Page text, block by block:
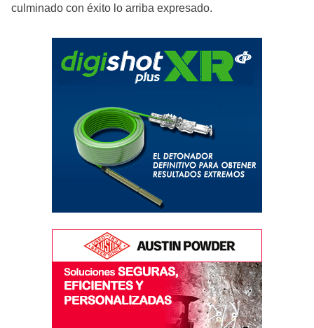
culminado con éxito lo arriba expresado.